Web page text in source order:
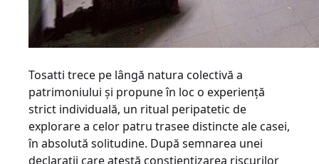
Tosatti trece pe lângă natura colectivă a
patrimoniului şi propune în loc o experienţă
strict individuală, un ritual peripatetic de
explorare a celor patru trasee distincte ale casei,
în absolută solitudine. După semnarea unei
declaraţii care atestă conştientizarea riscurilor